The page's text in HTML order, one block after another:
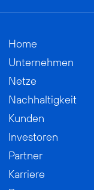
Home
Unternehmen
Netze
Nachhaltigkeit
Kunden
Investoren
Partner
Karriere